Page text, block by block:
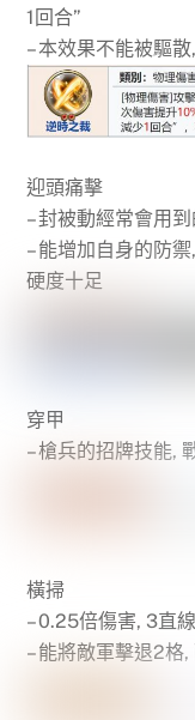
1回合”
– 本效果不能被驅
迎頭痛擊
– 封被動經常會用
– 能增加自身的防
硬度十足
穿甲
– 槍兵的招牌技能,
橫掃
– 0.25倍傷害, 3直
– 能將敵軍擊退2格